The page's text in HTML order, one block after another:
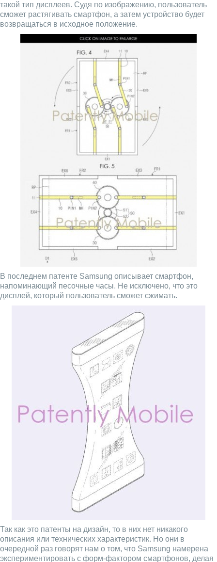
такой тип дисплеев. Судя по изображению, пользователь
сможет растягивать смартфон, а затем устройство будет
возвращаться в исходное положение.
В последнем патенте Samsung описывает смартфон,
напоминающий песочные часы. Не исключено, что это
дисплей, который пользователь сможет сжимать.
Так как это патенты на дизайн, то в них нет никакого
описания или технических характеристик. Но они в
очередной раз говорят нам о том, что Samsung намерена
экспериментировать с форм-фактором смартфонов, делая